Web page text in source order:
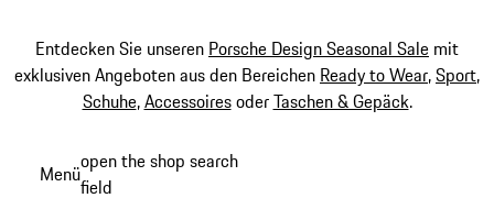
Entdecken Sie unseren Porsche Design Seasonal Sale mit
exklusiven Angeboten aus den Bereichen Ready to Wear,Sport,
Schuhe,AccessoiresoderTaschen & Gepäck.
Hauptinhalt
Menüopen the shop search
field